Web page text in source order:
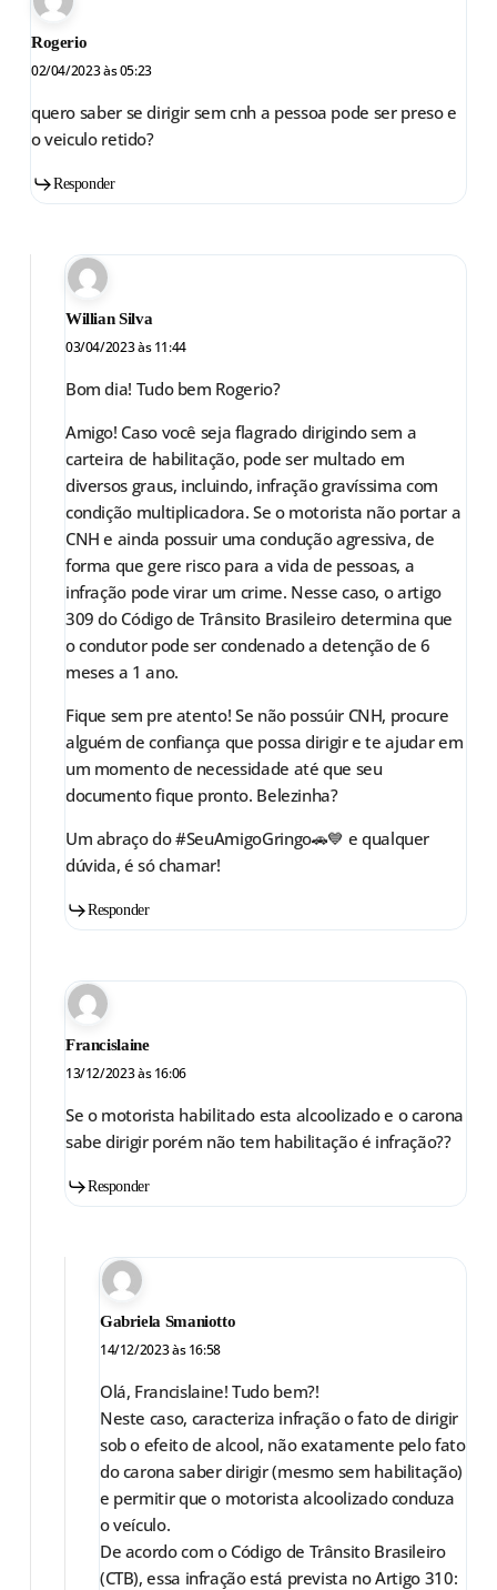
Rogerio
02/04/2023 às 05:23
quero saber se dirigir sem cnh a pessoa pode ser preso e
o veiculo retido?
Responder
Willian Silva
03/04/2023 às 11:44
Bom dia! Tudo bem Rogerio?
Amigo! Caso você seja flagrado dirigindo sem a
carteira de habilitação, pode ser multado em
diversos graus, incluindo, infração gravíssima com
condição multiplicadora. Se o motorista não portar a
CNH e ainda possuir uma condução agressiva, de
forma que gere risco para a vida de pessoas, a
infração pode virar um crime. Nesse caso, o artigo
309 do Código de Trânsito Brasileiro determina que
o condutor pode ser condenado a detenção de 6
meses a 1 ano.
Fique sem pre atento! Se não possúir CNH, procure
alguém de confiança que possa dirigir e te ajudar em
um momento de necessidade até que seu
documento fique pronto. Belezinha?
Um abraço do #SeuAmigoGringo🚗💙 e qualquer
dúvida, é só chamar!
Responder
Francislaine
13/12/2023 às 16:06
Se o motorista habilitado esta alcoolizado e o carona
sabe dirigir porém não tem habilitação é infração??
Responder
Gabriela Smaniotto
14/12/2023 às 16:58
Olá, Francislaine! Tudo bem?!
Neste caso, caracteriza infração o fato de dirigir
sob o efeito de alcool, não exatamente pelo fato
do carona saber dirigir (mesmo sem habilitação)
e permitir que o motorista alcoolizado conduza
o veículo.
De acordo com o Código de Trânsito Brasileiro
(CTB), essa infração está prevista no Artigo 310: